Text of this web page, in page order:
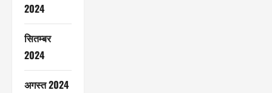
2024
सितम्बर
2024
अगस्त 2024